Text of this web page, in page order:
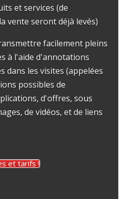
et services (de
vente seront déjà levés)
facilement pleins
à l'aide d'annotations
dans les visites (appelées
possibles de
d'offres, sous
de vidéos, et de liens
et tarifs !